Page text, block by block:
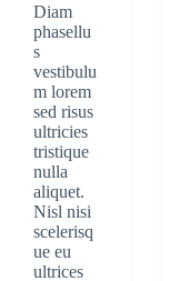
Diam
phasellu
s
vestibulu
m lorem
sed risus
ultricies
tristique
nulla
aliquet.
Nisl nisi
scelerisq
ue eu
ultrices